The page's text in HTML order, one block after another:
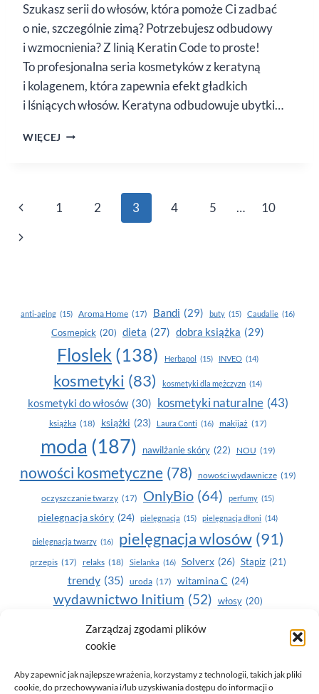
Zarządzaj zgodami plików
cookie
Aby zapewnić jak najlepsze wrażenia, korzystamy z technologii, takich jak pliki
cookie, do przechowywania i/lub uzyskiwania dostępu do informacji o
Szukasz serii do włosów, która pomoże Ci zadbać
o nie, szczególnie zimą? Potrzebujesz odbudowy
i wzmocnienia? Z linią Keratin Code to proste!
To profesjonalna seria kosmetyków z keratyną
i kolagenem, która zapewnia efekt gładkich
i lśniących włosów. Keratyna odbudowuje ubytki…
WIĘCEJ KERATIN
Nawigacja
strony
Poprzednia
strona
1 2 3 4 5 …
10
Następna
anti-aging (15) Aroma Home (17) Bandi (29) buty (15) Caudalie (16)
Cosmepick (20) dieta (27) dobra książka (29)
Floslek (138) Herbapol (15) INVEO (14)
kosmetyki (83) kosmetyki dla mężczyzn (14)
kosmetyki do włosów (30) kosmetyki naturalne (43)
książka (18) książki (23) Laura Conti (16) makijaż (17)
moda (187) nawilżanie skóry (22) NOU (19)
nowości kosmetyczne (78) nowości wydawnicze (19)
oczyszczanie twarzy (17) OnlyBio (64) perfumy (15)
pielegnacja skóry (24) pielęgnacja (15) pielęgnacja dłoni (14)
pielęgnacja twarzy (16) pielęgnacja wlosów (91)
przepis (17) relaks (18) Sielanka (16) Solverx (26) Stapiz (21)
trendy (35) uroda (17) witamina C (24)
wydawnictwo Initium (52) włosy (20)
Yasumi(164) zdrowe zęby
zdrowie